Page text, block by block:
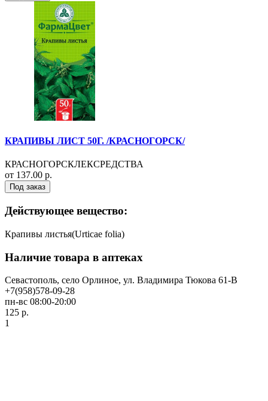
КРАПИВЫ ЛИСТ 50Г. /КРАСНОГОРСК/
КРАСНОГОРСКЛЕКСРЕДСТВА
от 137.00 р.
Под заказ
Действующее вещество:
Крапивы листья(Urticae folia)
Наличие товара в аптеках
Севастополь, село Орлиное, ул. Владимира Тюкова 61-В
+7(958)578-09-28
пн-вс 08:00-20:00
125 р.
1